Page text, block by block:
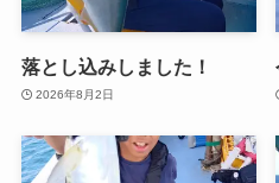
落とし込みしました！
2026年8月2日